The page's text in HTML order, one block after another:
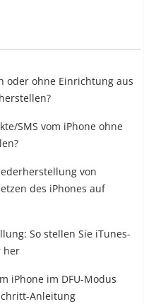
oder ohne Einrichtung aus
SMS vom iPhone ohne
von
des iPhones auf
So stellen Sie iTunes-
her
iPhone im DFU-Modus
Anleitung